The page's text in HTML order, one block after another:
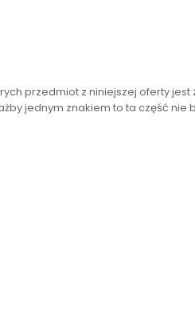
przedmiot z niniejszej oferty
jednym znakiem to ta część nie